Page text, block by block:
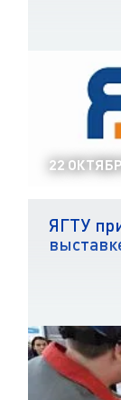
22
ЯГТУ